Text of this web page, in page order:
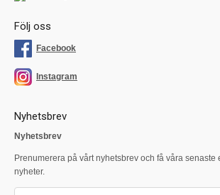
Följ oss
Facebook
Instagram
Nyhetsbrev
Nyhetsbrev
Prenumerera på vårt nyhetsbrev och få våra senaste
nyheter.